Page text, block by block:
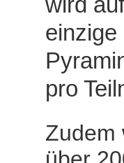
wird
einzige
pro
Zudem